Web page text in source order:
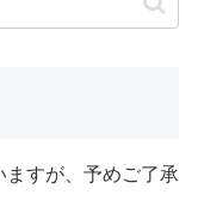
すが、予めご了承